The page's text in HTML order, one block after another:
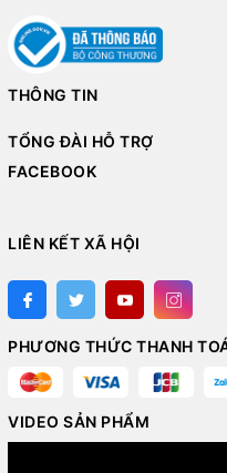
THÔNG TIN
TỔNG ĐÀI HỖ TRỢ
FACEBOOK
LIÊN KẾT XÃ HỘI
PHƯƠNG THỨC THANH
VIDEO SẢN PHẨM